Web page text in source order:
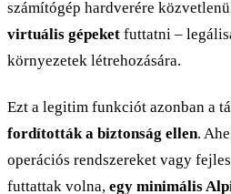
számítógép hardverére
virtuális gépeket futtatni –
környezetek létrehozására.
Ezt a legitim funkciót azonban a
fordították a biztonság ellen.
operációs rendszereket vagy
futtattak volna, egy minimális